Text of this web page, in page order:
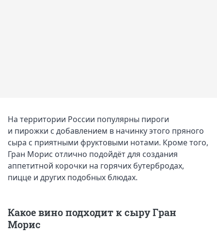
На территории России популярны пироги
и пирожки с добавлением в начинку этого пряного
сыра с приятными фруктовыми нотами. Кроме того,
Гран Морис отлично подойдёт для создания
аппетитной корочки на горячих бутербродах,
пицце и других подобных блюдах.
Какое вино подходит к сыру Гран
Морис